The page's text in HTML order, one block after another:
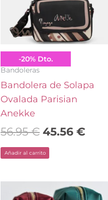
-20% Dto.
Anekke
Bandoleras
Bandolera de Solapa
Ovalada Parisian
Anekke
56.95€ 45.56 €
Añadir al carrito
El
El